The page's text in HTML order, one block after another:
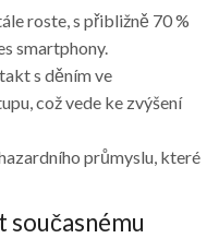
roste, s přibližně 70 %
smartphony.
s děním ve
což vede ke zvýšení
průmyslu, které
současnému